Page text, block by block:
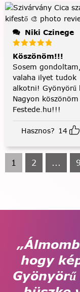
Niki Czinege
Köszönöm!!!
Sosem
valaha ilyet tudok
alkotni! Gyönyörű
Nagyon köszönöm
Festede.hu!!!
Hasznos? 14
1 2 ...
hogy